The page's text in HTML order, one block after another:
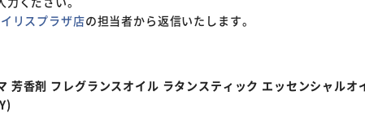
リスプラザ店の担当者から返信いたします。
香剤 フレグランスオイル ラタンスティック エッセンシャル